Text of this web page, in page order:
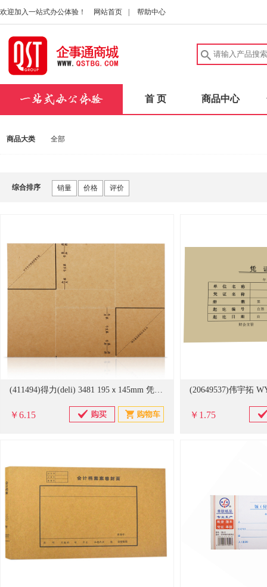
欢迎加入一站式办公体验！ 网站首页 帮助中心
首 页 商品中心
商品大类 全部
综合排序 销量 价格 评价
(411494)得力(deli) 3481 195ｘ145mm 凭证包角 棕黄(单位：本)
￥6.15 ￥1.75